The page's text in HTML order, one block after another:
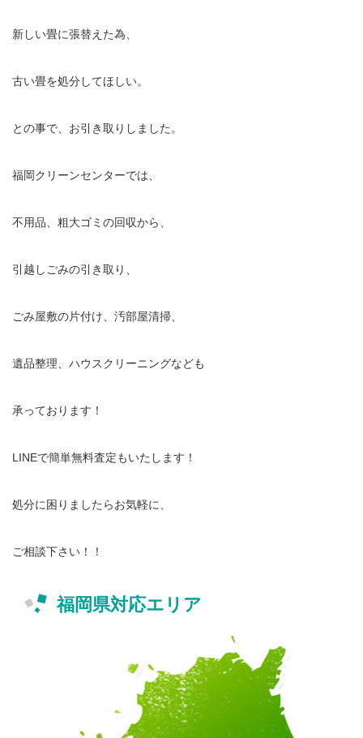
新しい畳に張替えた為、
古い畳を処分してほしい。
との事で、お引き取りしました。
福岡クリーンセンターでは、
不用品、粗大ゴミの回収から、
引越しごみの引き取り、
ごみ屋敷の片付け、汚部屋清掃、
遺品整理、ハウスクリーニングなども
承っております！
LINEで簡単無料査定もいたします！
処分に困りましたらお気軽に、
ご相談下さい！！
福岡県対応エリア